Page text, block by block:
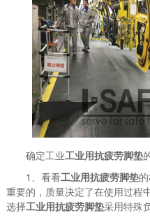
确定工业工业用抗疲劳脚垫
1、看看工业用抗疲劳脚垫的
重要的，质量决定了在使用过程
选择工业用抗疲劳脚垫采用特殊